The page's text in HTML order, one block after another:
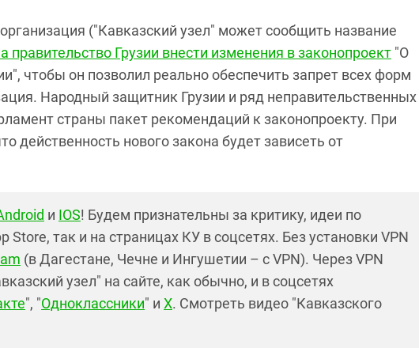
("Кавказский узел" может сообщить название
правительство Грузии внести изменения в законопроект "О
чтобы он позволил реально обеспечить запрет всех форм
Народный защитник Грузии и ряд неправительственных
страны пакет рекомендаций к законопроекту. При
действенность нового закона будет зависеть от
и IOS! Будем признательны за критику, идеи по
Store, так и на страницах КУ в соцсетях. Без установки VPN
(в Дагестане, Чечне и Ингушетии – с VPN). Через VPN
узел" на сайте, как обычно, и в соцсетях
", "Одноклассники" и X. Смотреть видео "Кавказского